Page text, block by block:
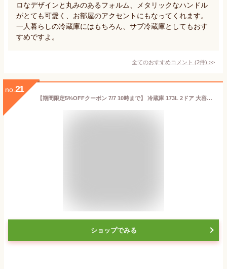
ロなデザインと丸みのあるフォルム、メタリックなハンドル
がとても可愛く、お部屋のアクセントにもなってくれます。
一人暮らしの冷蔵庫にはもちろん、サブ冷蔵庫としてもおす
すめですよ。
全てのおすすめコメント (2件) >
no. 21
【期間限定5%OFFクーポン 7/7 10時まで】 冷蔵庫 173L 2ドア 大容量 コンパクト 右開き オフィス 単身 家族 一人暮らし 二人暮らし 新品 白 ホワイト 1年保証 MAXZEN マクスゼン JR173HM01WH セカンド冷凍庫 エクプラ特選
ショップでみる